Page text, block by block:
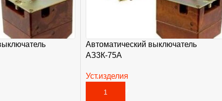
Автоматический выключатель
АЗ3К-75А
Уст.изделия
В КОРЗИНУ